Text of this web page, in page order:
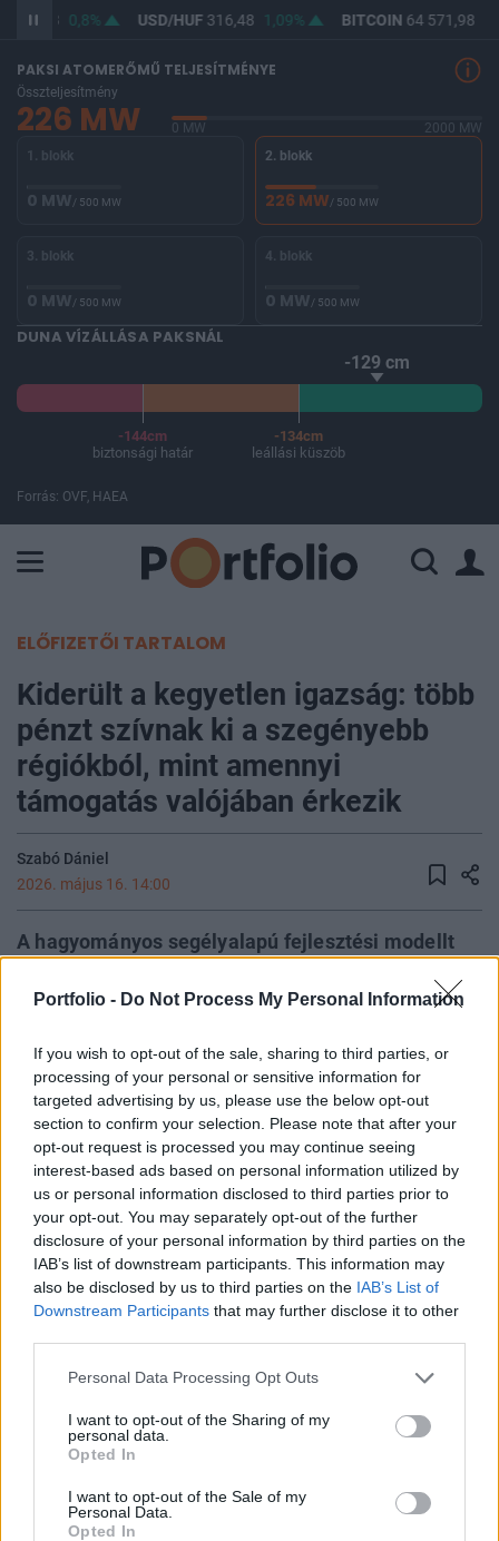
Portfolio - Do Not Process My Personal Information
If you wish to opt-out of the sale, sharing to third parties, or
processing of your personal or sensitive information for
targeted advertising by us, please use the below opt-out
section to confirm your selection. Please note that after your
opt-out request is processed you may continue seeing
interest-based ads based on personal information utilized by
us or personal information disclosed to third parties prior to
your opt-out. You may separately opt-out of the further
disclosure of your personal information by third parties on the
IAB’s list of downstream participants. This information may
also be disclosed by us to third parties on the IAB’s List of
Downstream Participants that may further disclose it to other
Personal Data Processing Opt Outs
I want to opt-out of the Sharing of my
personal data.
Opted In
I want to opt-out of the Sale of my
Personal Data.
Opted In
364,63 0,8% USD/HUF316,48 1,09% BITCOIN64 571,98
PAKSI ATOMERŐMŰ TELJESÍTMÉNYE
Összteljesítmény
226 MW 0 MW
2000 MW
1. blokk
0 MW/ 500 MW
2. blokk
226 MW/ 500 MW
3. blokk
0 MW/ 500 MW
4. blokk
0 MW/ 500 MW
DUNA VÍZÁLLÁSA PAKSNÁL
-129 cm
-144cm
biztonsági határ
-134cm
leállási küszöb
Forrás: OVF, HAEA
ELŐFIZETŐI TARTALOM
Kiderült a kegyetlen igazság: több
pénzt szívnak ki a szegényebb
régiókból, mint amennyi
támogatás valójában érkezik
Szabó Dániel
2026. május 16. 14:00
A hagyományos segélyalapú fejlesztési modellt
kereskedelmi és iparpolitikai logikára épülő
donorországok – élükön az Egyesült Államokkal –
visszavágják támogatásaikat – figyelmeztettek az
OECD konferenciáján a szakértők. A vita
középpontjában az áll már, hogy a magántőke
nem tölti be automatikusan a kieső állami
források helyét, különösen mivel sok afrikai,
ázsiai és latin-amerikai projekt nem áll készen
nemzetközi befektetések fogadására. Kínai és
afrikai szakértők egyaránt amellett érveltek, hogy
a fejlődő országoknak az önálló
kapacitásépítésre, a helyi ipar megerősítésére és
a technológiai ugrásra kell összpontosítaniuk. A
fejlesztéspolitikának nem csupán új finanszírozási
eszközökre, hanem új politikai narratívára is
szüksége van, mivel a hagyományos Észak–Dél
viszonyrendszer gyökeresen átalakulóban van.